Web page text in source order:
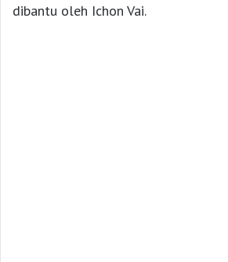
dibantu oleh Ichon Vai.